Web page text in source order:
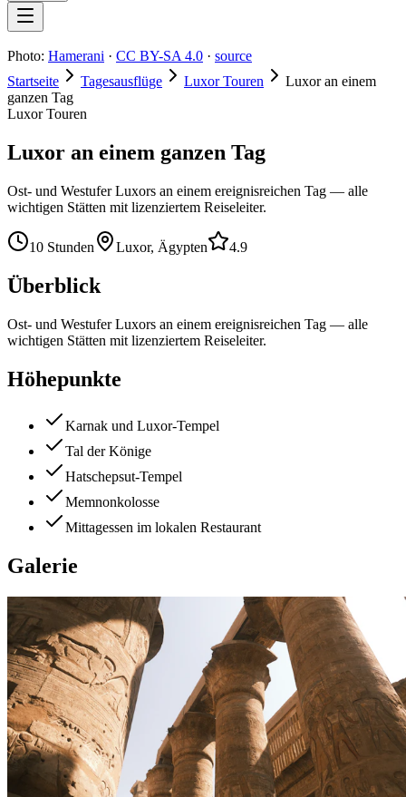
Photo: Hamerani · CC BY-SA 4.0 · source
Startseite
Tagesausflüge Luxor Touren
Luxor an einem
ganzen Tag
Luxor Touren
Luxor an einem ganzen Tag
Ost- und Westufer Luxors an einem ereignisreichen Tag — alle
wichtigen Stätten mit lizenziertem Reiseleiter.
10 Stunden Luxor, Ägypten 4.9
Überblick
Ost- und Westufer Luxors an einem ereignisreichen Tag — alle
wichtigen Stätten mit lizenziertem Reiseleiter.
Höhepunkte
Karnak und Luxor-Tempel
Tal der Könige
Hatschepsut-Tempel
Memnonkolosse
Mittagessen im lokalen Restaurant
Galerie